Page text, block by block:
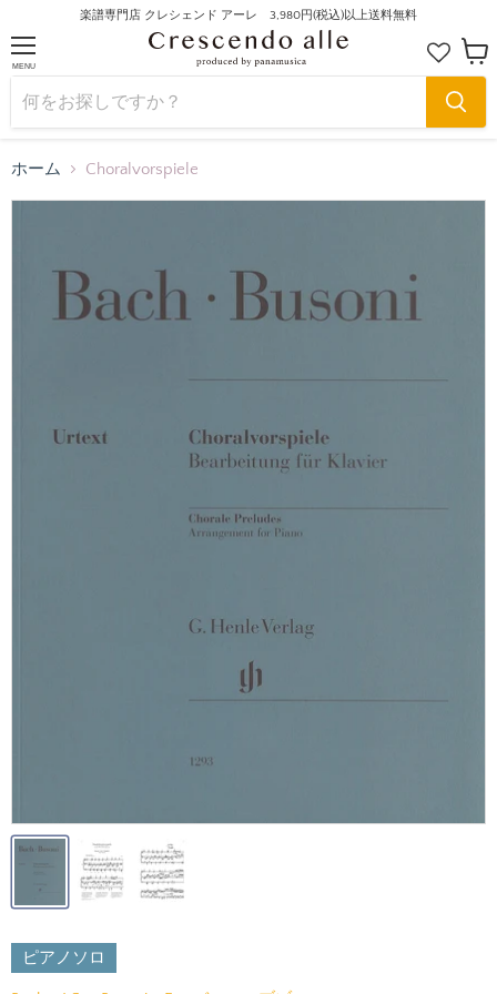
楽譜専門店 クレシェンド アーレ 3,980円(税込)以上送料無料
MENU
カ
ー
ト
を
ホーム Choralvorspiele
ピアノソロ